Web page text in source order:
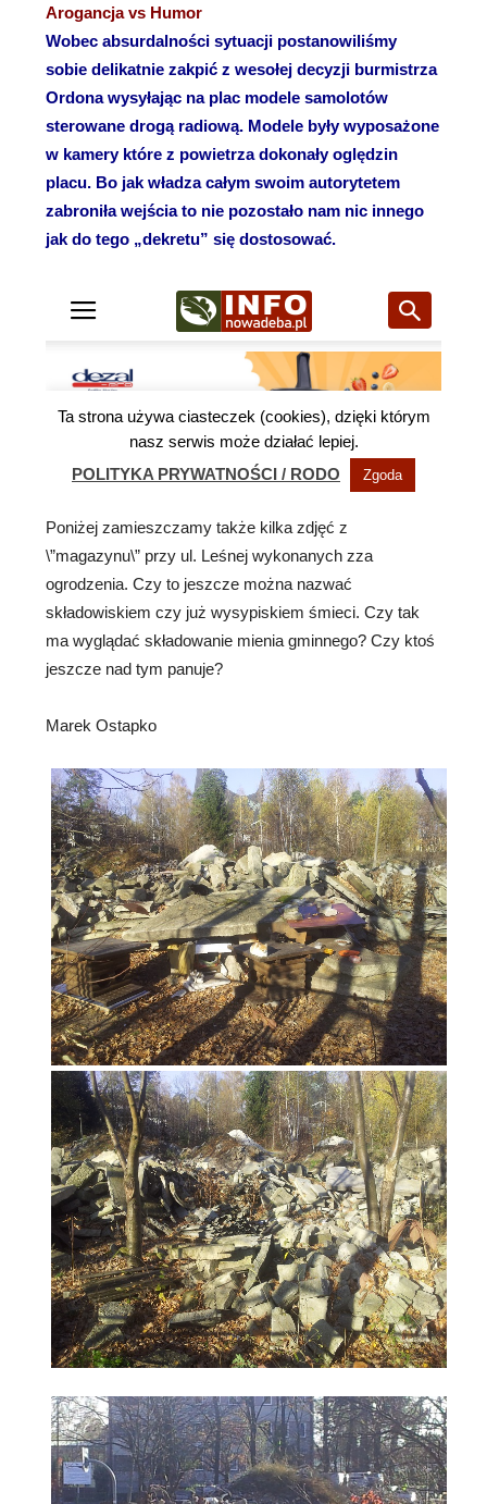
Arogancja vs Humor
Wobec absurdalności sytuacji postanowiliśmy
sobie delikatnie zakpić z wesołej decyzji burmistrza
Ordona wysyłając na plac modele samolotów
sterowane drogą radiową. Modele były wyposażone
w kamery które z powietrza dokonały oględzin
placu. Bo jak władza całym swoim autorytetem
zabroniła wejścia to nie pozostało nam nic innego
jak do tego „dekretu” się dostosować.
Poniżej zamieszczamy także kilka zdjęć z
\”magazynu\” przy ul. Leśnej wykonanych zza
ogrodzenia. Czy to jeszcze można nazwać
składowiskiem czy już wysypiskiem śmieci. Czy tak
ma wyglądać składowanie mienia gminnego? Czy ktoś
jeszcze nad tym panuje?
Marek Ostapko